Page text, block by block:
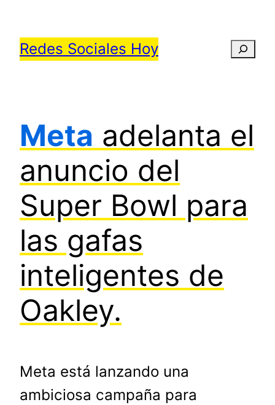
contenido
Redes Sociales Hoy
Meta adelanta el
anuncio del
Super Bowl para
las gafas
inteligentes de
Oakley.
Meta está lanzando una
ambiciosa campaña para